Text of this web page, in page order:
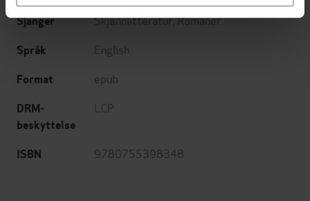
Sjanger Skjønnlitteratur,Romaner
Språk English
Format epub
DRM-
beskyttelse
LCP
ISBN 9780755398348